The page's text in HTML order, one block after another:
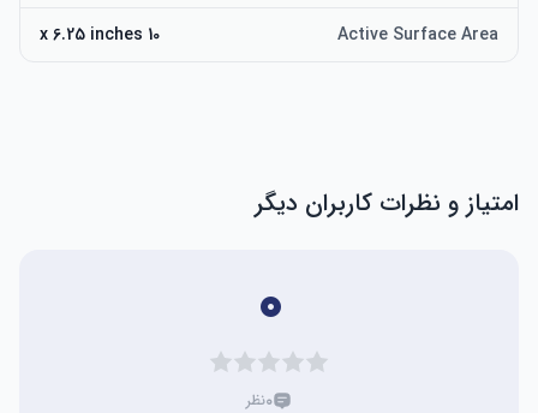
Active Surface Area
10 x 6.25 inches
امتیاز و نظرات کاربران دیگر
۰
۰نظر